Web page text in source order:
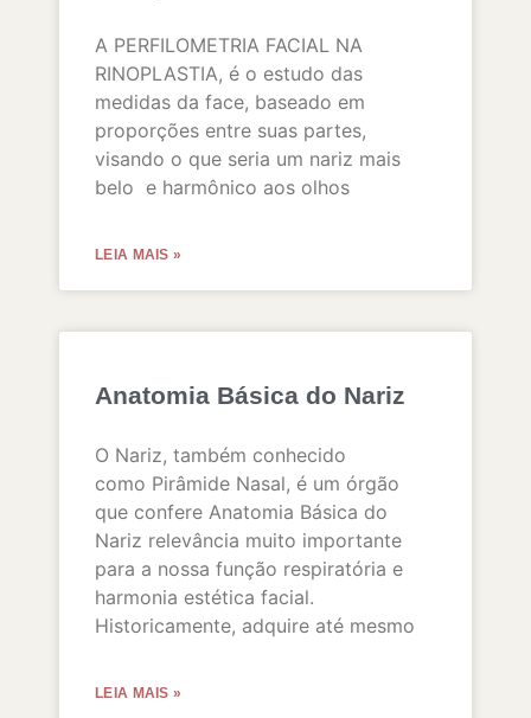
A PERFILOMETRIA FACIAL NA
RINOPLASTIA, é o estudo das
medidas da face, baseado em
proporções entre suas partes,
visando o que seria um nariz mais
belo e harmônico aos olhos
LEIA MAIS »
Anatomia Básica do Nariz
O Nariz, também conhecido
como Pirâmide Nasal, é um órgão
que confere Anatomia Básica do
Nariz relevância muito importante
para a nossa função respiratória e
harmonia estética facial.
Historicamente, adquire até mesmo
LEIA MAIS »